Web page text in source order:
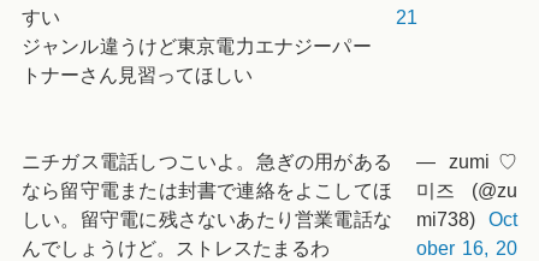
すい
ジャンル違うけど東京電力エナジーパー
トナーさん見習ってほしい
21
ニチガス電話しつこいよ。急ぎの用がある
なら留守電または封書で連絡をよこしてほ
しい。留守電に残さないあたり営業電話な
んでしょうけど。ストレスたまるわ
— zumi♡
미즈 (@zu
mi738) Oct
ober 16, 20